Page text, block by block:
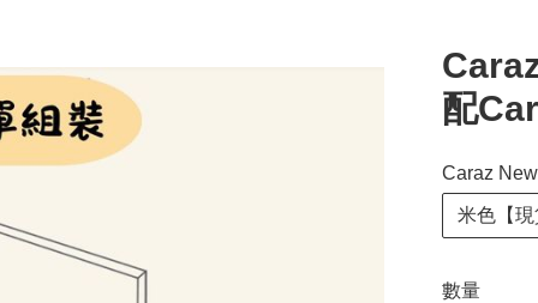
配
Caraz
米色【
數量